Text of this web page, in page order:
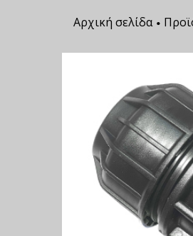
Αρχική σελίδα •